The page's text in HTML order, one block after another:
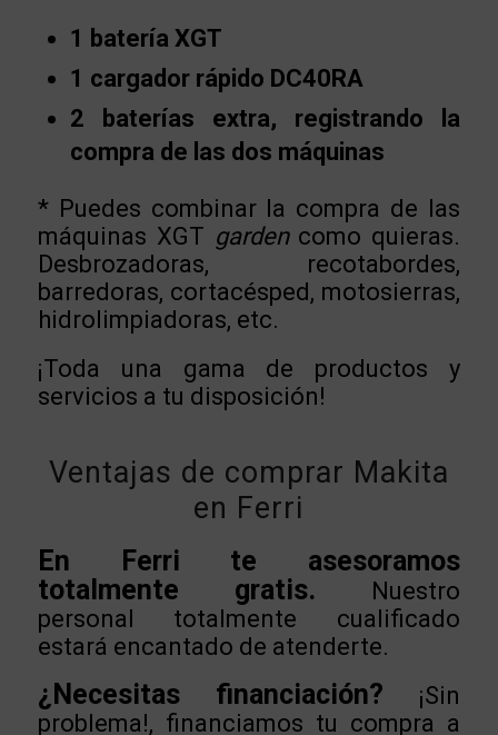
1 batería XGT
1 cargador rápido DC40RA
2 baterías extra, registrando la
compra de las dos máquinas
* Puedes combinar la compra de las
máquinas XGT gardencomo quieras.
Desbrozadoras, recotabordes,
barredoras, cortacésped, motosierras,
hidrolimpiadoras, etc.
¡Toda una gama de productos y
servicios a tu disposición!
Ventajas de comprar Makita
en Ferri
En Ferri te asesoramos
totalmente gratis. Nuestro
personal totalmente cualificado
estará encantado de atenderte.
¿Necesitas financiación? ¡Sin
problema!, financiamos tu compra a